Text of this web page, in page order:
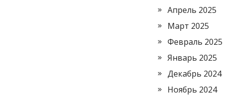
Апрель 2025
Март 2025
Февраль 2025
Январь 2025
Декабрь 2024
Ноябрь 2024